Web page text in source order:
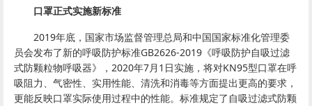
口罩正式实施新标准
2019年底，国家市场监督管理总局和中国国家标准化管理委
员会发布了新的呼吸防护标准GB2626-2019《呼吸防护自吸过滤
式防颗粒物呼吸器》，2020年7月1日实施，将对KN95型口罩在呼
吸阻力、气密性、实用性能、清洗和消毒等方面提出更高的要求，
更能反映口罩实际使用过程中的性能。标准规定了自吸过滤式防颗